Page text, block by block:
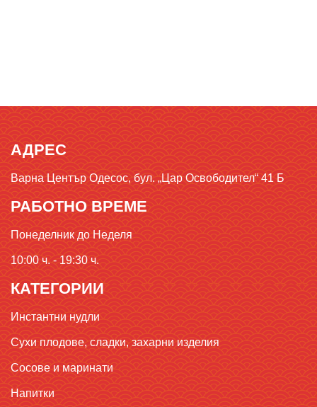
АДРЕС
Варна Център Одесос, бул. „Цар Освободител“ 41 Б
РАБОТНО ВРЕМЕ
Понеделник до Неделя
10:00 ч. - 19:30 ч.
КАТЕГОРИИ
Инстантни нудли
Сухи плодове, сладки, захарни изделия
Сосове и маринати
Напитки